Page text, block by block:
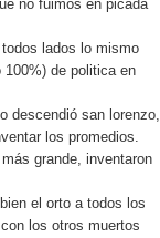
no fuimos en picada
lados lo mismo
100%) de politica en
descendió san lorenzo,
los promedios.
grande, inventaron
el orto a todos los
los otros muertos